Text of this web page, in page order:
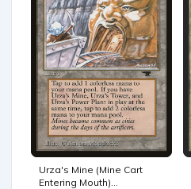
Urza's Mine (Mine Cart
Entering Mouth)